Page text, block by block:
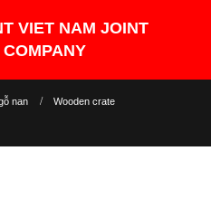
nan Wooden crate